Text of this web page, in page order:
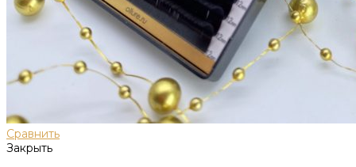
Сравнить
Закрыть